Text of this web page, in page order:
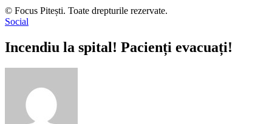
© Focus Pitești. Toate drepturile rezervate.
Social
Incendiu la spital! Pacienți evacuați!